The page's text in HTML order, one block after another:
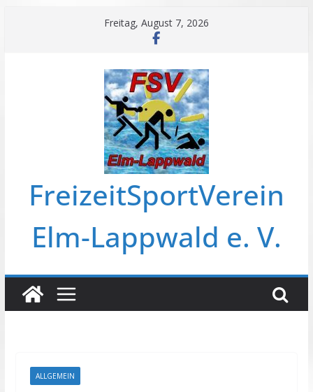
Freitag, August 7, 2026
FreizeitSportVerein
Elm-Lappwald e. V.
ALLGEMEIN